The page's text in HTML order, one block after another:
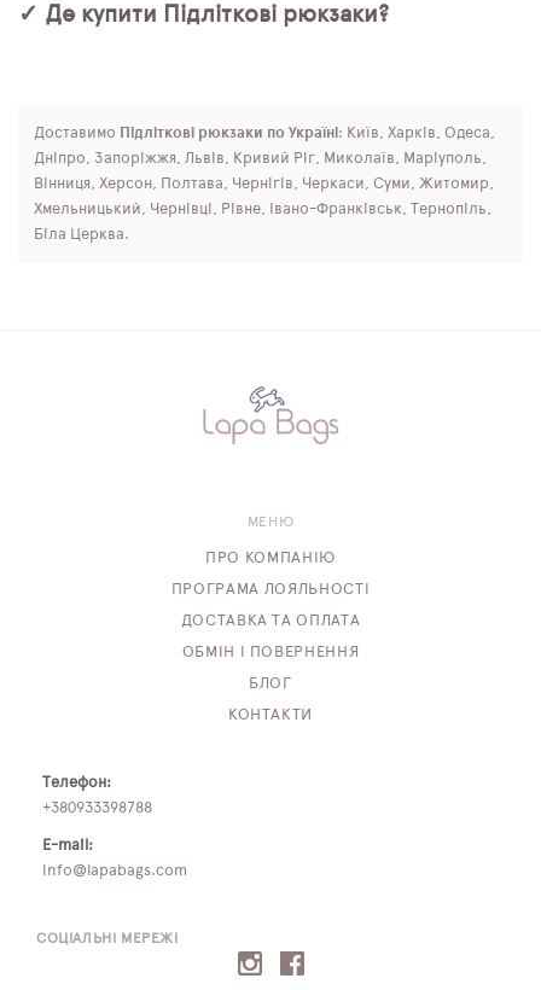
✓ Де купити Підліткові рюкзаки?
Доставимо Підліткові рюкзаки по Україні : Київ, Харків, Одеса,
Дніпро, Запоріжжя, Львів, Кривий Ріг, Миколаїв, Маріуполь,
Вінниця, Херсон, Полтава, Чернігів, Черкаси, Суми, Житомир,
Хмельницький, Чернівці, Рівне, Івано-Франківськ, Тернопіль,
Біла Церква.
СОЦІАЛЬНІ МЕРЕЖІ
МЕНЮ
ПРО КОМПАНІЮ
ПРОГРАМА ЛОЯЛЬНОСТІ
ДОСТАВКА ТА ОПЛАТА
ОБМІН І ПОВЕРНЕННЯ
БЛОГ
КОНТАКТИ
Телефон:
+380933398788
E-mail:
info@lapabags.com